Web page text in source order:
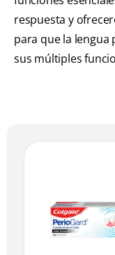
respuesta y
para que la
sus múltiples